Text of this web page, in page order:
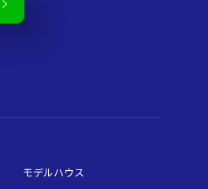
モデルハウス